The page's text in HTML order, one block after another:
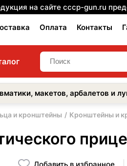
на сайте cccp-gun.ru
Оплата Контакты
макетов, арбалетов и
и кронштейны Кронштейны и